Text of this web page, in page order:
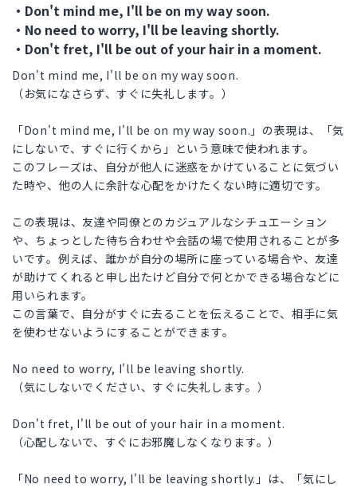
・Don't mind me, I'll be on my way soon.
・No need to worry, I'll be leaving shortly.
・Don't fret, I'll be out of your hair in a moment.
Don't mind me, I'll be on my way soon.
（お気になさらず、すぐに失礼します。）
「Don't mind me, I'll be on my way soon.」の表現は、「気
にしないで、すぐに行くから」という意味で使われます。
このフレーズは、自分が他人に迷惑をかけていることに気づい
た時や、他の人に余計な心配をかけたくない時に適切です。
この表現は、友達や同僚とのカジュアルなシチュエーション
や、ちょっとした待ち合わせや会話の場で使用されることが多
いです。例えば、誰かが自分の場所に座っている場合や、友達
が助けてくれると申し出たけど自分で何とかできる場合などに
用いられます。
この言葉で、自分がすぐに去ることを伝えることで、相手に気
を使わせないようにすることができます。
No need to worry, I'll be leaving shortly.
（気にしないでください、すぐに失礼します。）
Don't fret, I'll be out of your hair in a moment.
（心配しないで、すぐにお邪魔しなくなります。）
「No need to worry, I'll be leaving shortly.」は、「気にし